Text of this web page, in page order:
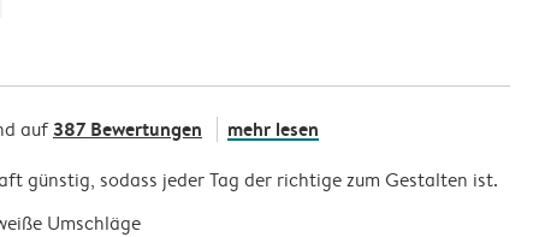
auf387 Bewertungen mehr lesen
günstig, sodass jeder Tag der richtige zum Gestalten ist.
Umschläge